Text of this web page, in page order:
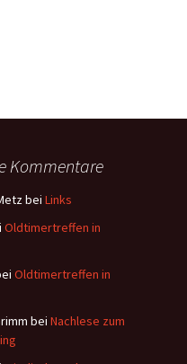
Kommentare
bei Links
Oldtimertreffen in
Oldtimertreffen in
bei Nachlese zum